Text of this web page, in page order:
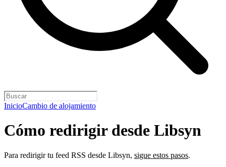
InicioCambio de alojamiento
Cómo redirigir desde Libsyn
Para redirigir tu feed RSS desde Libsyn, sigue estos pasos.